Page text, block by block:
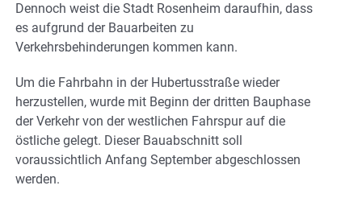
Dennoch weist die Stadt Rosenheim daraufhin, dass
es aufgrund der Bauarbeiten zu
Verkehrsbehinderungen kommen kann.
Um die Fahrbahn in der Hubertusstraße wieder
herzustellen, wurde mit Beginn der dritten Bauphase
der Verkehr von der westlichen Fahrspur auf die
östliche gelegt. Dieser Bauabschnitt soll
voraussichtlich Anfang September abgeschlossen
werden.